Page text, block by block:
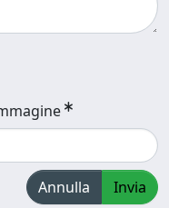
Annulla Invia